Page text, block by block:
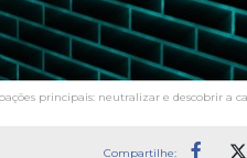
principais: neutralizar e descobrir a
Compartilhe: